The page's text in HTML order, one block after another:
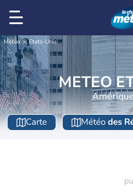
Météo Etats-Unis
METEO
Carte Météo des